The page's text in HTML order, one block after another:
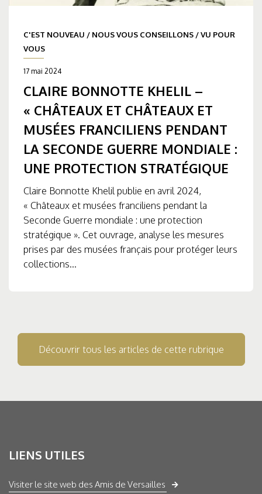
C'EST NOUVEAU / NOUS VOUS CONSEILLONS /VU POUR
VOUS
17 mai 2024
CLAIRE BONNOTTE KHELIL –
« CHÂTEAUX ET CHÂTEAUX ET
MUSÉES FRANCILIENS PENDANT
LA SECONDE GUERRE MONDIALE :
UNE PROTECTION STRATÉGIQUE
Claire Bonnotte Khelil publie en avril 2024,
« Châteaux et musées franciliens pendant la
Seconde Guerre mondiale : une protection
stratégique ». Cet ouvrage, analyse les mesures
prises par des musées français pour protéger leurs
collections...
Découvrir tous les articles de cette rubrique
LIENS UTILES
Visiter le site web des Amis de Versailles